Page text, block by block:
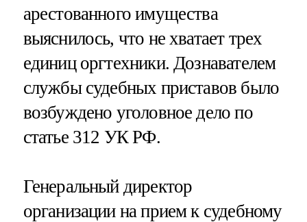
арестованного имущества
выяснилось, что не хватает трех
единиц оргтехники. Дознавателем
службы судебных приставов было
возбуждено уголовное дело по
статье 312 УК РФ.
Генеральный директор
организации на прием к судебному